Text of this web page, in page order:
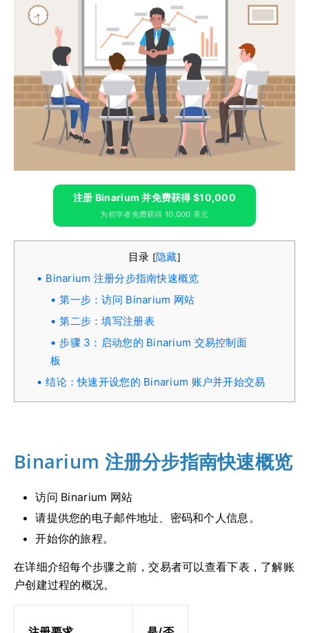
注册 Binarium 并免费获得 $10,000
为初学者免费获得 10,000 美元
目录 [隐藏]
Binarium 注册分步指南快速概览
第一步：访问 Binarium 网站
第二步：填写注册表
步骤 3：启动您的 Binarium 交易控制面
板
结论：快速开设您的 Binarium 账户并开始交易
Binarium 注册分步指南快速概览
访问 Binarium 网站
请提供您的电子邮件地址、密码和个人信息。
开始你的旅程。
在详细介绍每个步骤之前，交易者可以查看下表，了解账
户创建过程的概况。